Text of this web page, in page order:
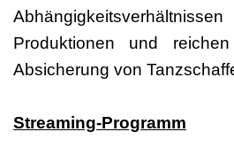
Produktionen und
Absicherung von
Streaming-Programm